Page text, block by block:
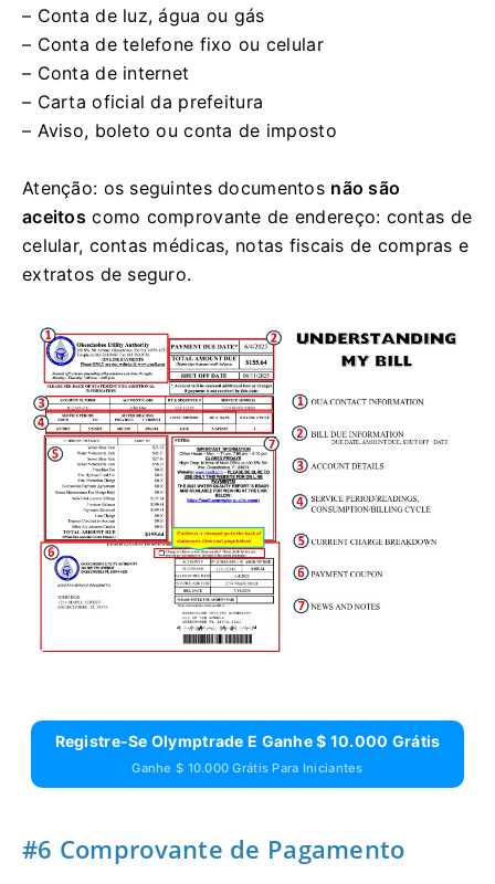
– Conta de luz, água ou gás
– Conta de telefone fixo ou celular
– Conta de internet
– Carta oficial da prefeitura
– Aviso, boleto ou conta de imposto
Atenção: os seguintes documentos não são
aceitos como comprovante de endereço: contas de
celular, contas médicas, notas fiscais de compras e
extratos de seguro.
Registre-Se Olymptrade E Ganhe $ 10.000 Grátis
Ganhe $ 10.000 Grátis Para Iniciantes
#6 Comprovante de Pagamento